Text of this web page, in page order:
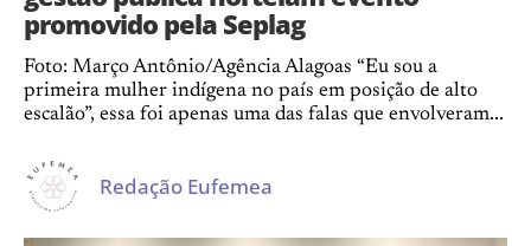
promovido pela Seplag
Foto: Março Antônio/Agência Alagoas “Eu sou a
primeira mulher indígena no país em posição de alto
escalão”, essa foi apenas uma das falas que envolveram...
Redação Eufemea